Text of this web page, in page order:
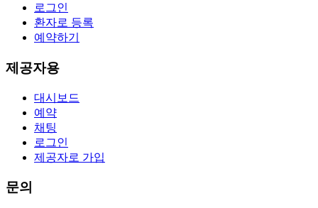
로그인
환자로 등록
예약하기
제공자용
대시보드
예약
채팅
로그인
제공자로 가입
문의